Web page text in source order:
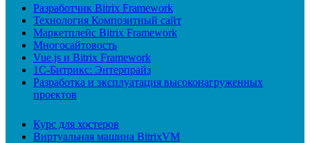
Разработчик Bitrix Framework
Технология Композитный сайт
Маркетплейс Bitrix Framework
Многосайтовость
Vue.js и Bitrix Framework
1С-Битрикс: Энтерпрайз
Разработка и эксплуатация высоконагруженных
проектов
Курс для хостеров
Виртуальная машина BitrixVM